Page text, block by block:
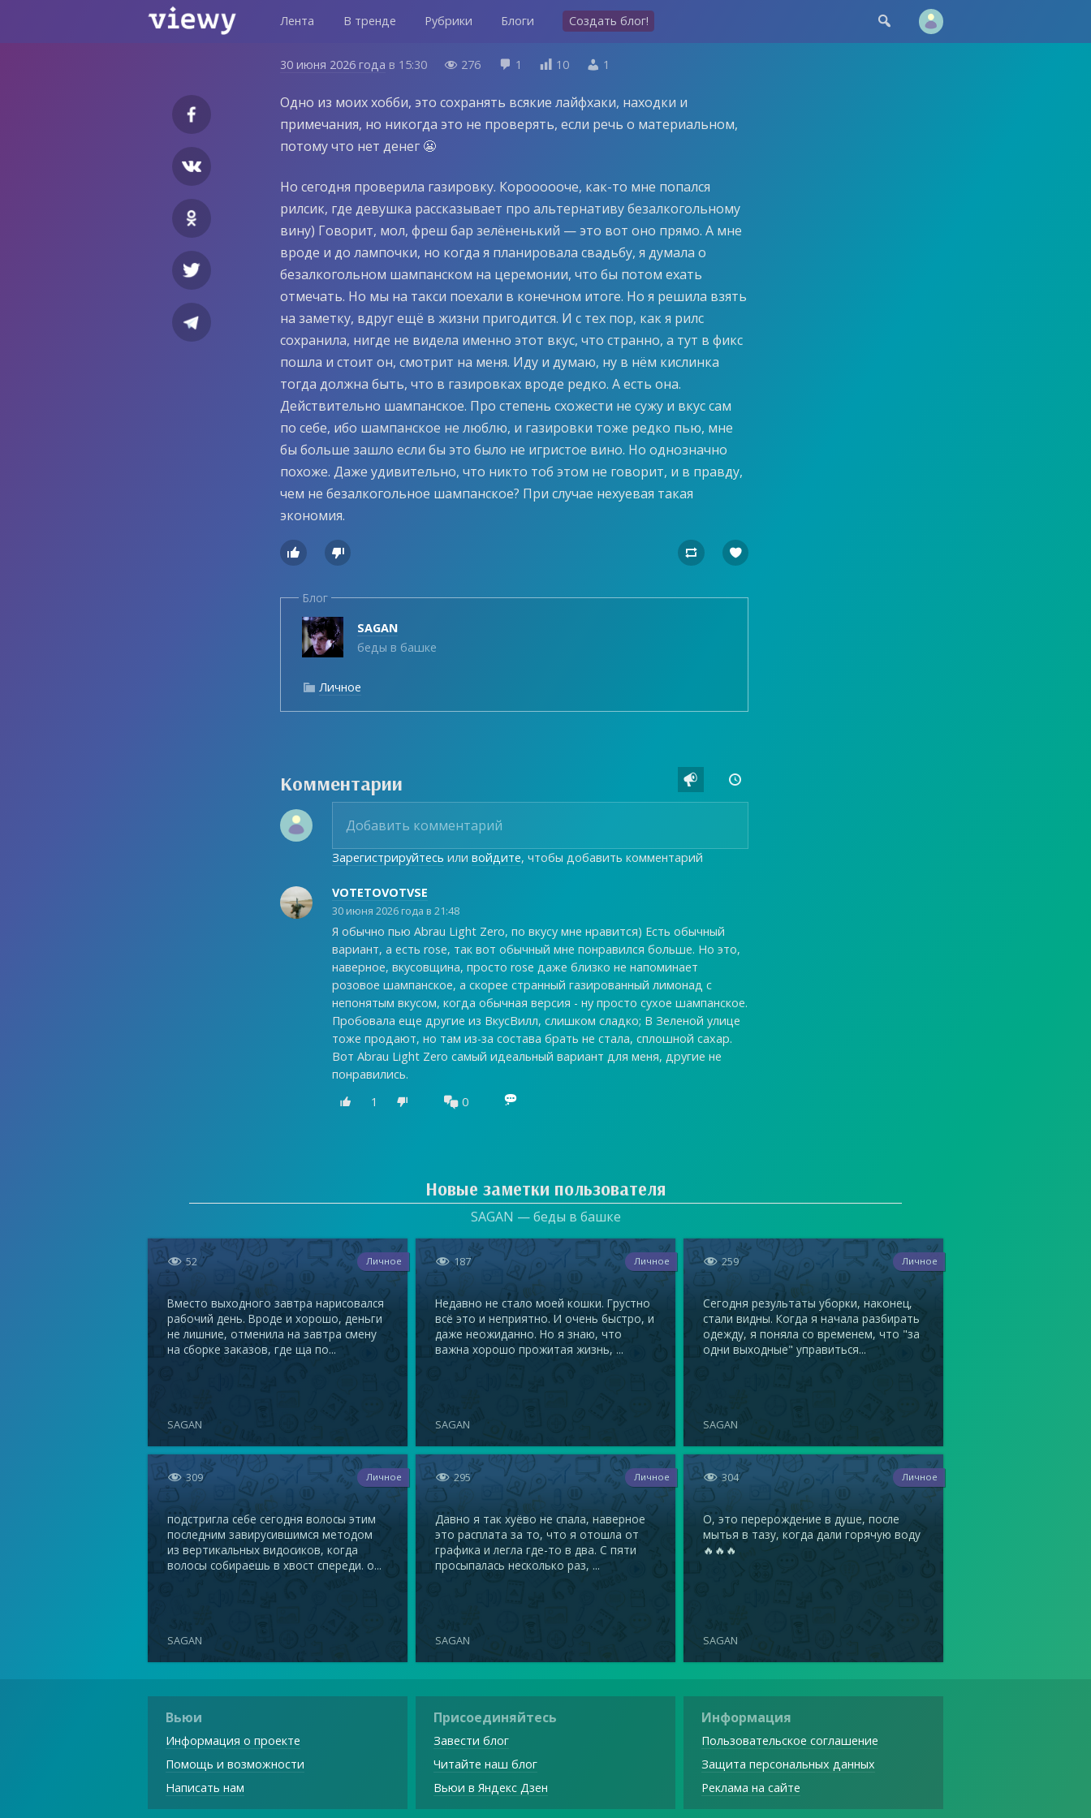
Лента В тренде Рубрики Блоги Создать блог! 
30 июня 2026 года в 15:30  276  1  10  1
Одно из моих хобби, это сохранять всякие лайфхаки, находки и
примечания, но никогда это не проверять, если речь о материальном,
потому что нет денег 😬
Но сегодня проверила газировку. Короооооче, как-то мне попался
рилсик, где девушка рассказывает про альтернативу безалкогольному
вину) Говорит, мол, фреш бар зелёненький — это вот оно прямо. А мне
вроде и до лампочки, но когда я планировала свадьбу, я думала о
безалкогольном шампанском на церемонии, что бы потом ехать
отмечать. Но мы на такси поехали в конечном итоге. Но я решила взять
на заметку, вдруг ещё в жизни пригодится. И с тех пор, как я рилс
сохранила, нигде не видела именно этот вкус, что странно, а тут в фикс
пошла и стоит он, смотрит на меня. Иду и думаю, ну в нём кислинка
тогда должна быть, что в газировках вроде редко. А есть она.
Действительно шампанское. Про степень схожести не сужу и вкус сам
по себе, ибо шампанское не люблю, и газировки тоже редко пью, мне
бы больше зашло если бы это было не игристое вино. Но однозначно
похоже. Даже удивительно, что никто тоб этом не говорит, и в правду,
чем не безалкогольное шампанское? При случае нехуевая такая
экономия.
   
Блог
SAGAN
беды в башке
 Личное
Комментарии  
Зарегистрируйтесь иливойдите, чтобы добавить комментарий
VOTETOVOTVSE
30 июня 2026 года в 21:48
Я обычно пью Abrau Light Zero, по вкусу мне нравится) Есть обычный
вариант, а есть rose, так вот обычный мне понравился больше. Но это,
наверное, вкусовщина, просто rose даже близко не напоминает
розовое шампанское, а скорее странный газированный лимонад с
непонятым вкусом, когда обычная версия - ну просто сухое шампанское.
Пробовала еще другие из ВкусВилл, слишком сладко; В Зеленой улице
тоже продают, но там из-за состава брать не стала, сплошной сахар.
Вот Abrau Light Zero самый идеальный вариант для меня, другие не
понравились.
 1   0 
Новые заметки пользователя
SAGAN — беды в башке
 52 Личное
Вместо выходного завтра нарисовался
рабочий день. Вроде и хорошо, деньги
не лишние, отменила на завтра смену
на сборке заказов, где ща по...
SAGAN
 187 Личное
Недавно не стало моей кошки. Грустно
всё это и неприятно. И очень быстро, и
даже неожиданно. Но я знаю, что
важна хорошо прожитая жизнь, ...
SAGAN
 259 Личное
Сегодня результаты уборки, наконец,
стали видны. Когда я начала разбирать
одежду, я поняла со временем, что "за
одни выходные" управиться...
SAGAN
 309 Личное
подстригла себе сегодня волосы этим
последним завирусившимся методом
из вертикальных видосиков, когда
волосы собираешь в хвост спереди. о...
SAGAN
 295 Личное
Давно я так хуёво не спала, наверное
это расплата за то, что я отошла от
графика и легла где-то в два. С пяти
просыпалась несколько раз, ...
SAGAN
 304 Личное
О, это перерождение в душе, после
мытья в тазу, когда дали горячую воду
🔥🔥🔥
SAGAN
Вьюи
Информация о проекте
Помощь и возможности
Написать нам
Присоединяйтесь
Завести блог
Читайте наш блог
Вьюи в Яндекс Дзен
Информация
Пользовательское соглашение
Защита персональных данных
Реклама на сайте